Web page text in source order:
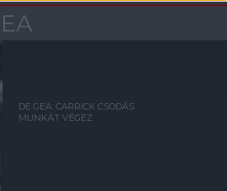
DE GEA: CARRICK CSODÁS
MUNKÁT VÉGEZ